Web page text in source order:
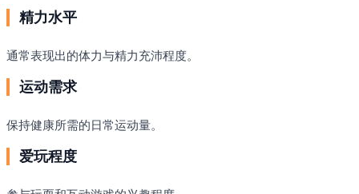
精力水平
通常表现出的体力与精力充沛程度。
运动需求
保持健康所需的日常运动量。
爱玩程度